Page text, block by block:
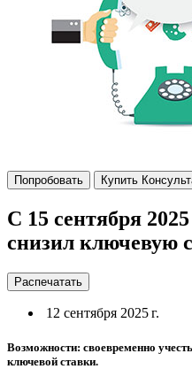
Попробовать Купить
С 15 сентября
снизил ключевую
Распечатать
12 сентября 2025 г.
Возможности: своевременно
ключевой ставки.